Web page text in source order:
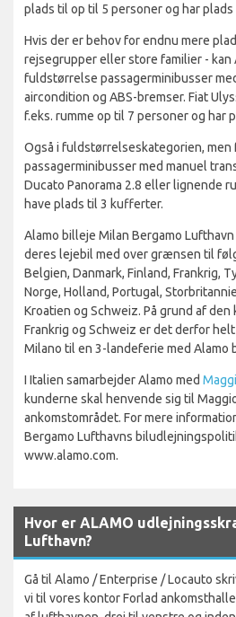
plads til op til 5 personer og har
Hvis der er behov for endnu mere
rejsegrupper eller store familier - kan
fuldstørrelse passagerminibusser
aircondition og ABS-bremser. Fiat
f.eks. rumme op til 7 personer og har
Også i fuldstørrelseskategorien, men
passagerminibusser med manuel
Ducato Panorama 2.8 eller lignende
have plads til 3 kufferter.
Alamo billeje Milan Bergamo
deres lejebil med over grænsen til
Belgien, Danmark, Finland, Frankrig,
Norge, Holland, Portugal,
Kroatien og Schweiz. På grund af
Frankrig og Schweiz er det derfor
Milano til en 3-landeferie med Alamo
I Italien samarbejder Alamo med
kunderne skal henvende sig til
ankomstområdet. For mere
Bergamo Lufthavns
www.alamo.com.
Hvor er ALAMO
Lufthavn?
Gå til Alamo / Enterprise / Locauto
vi til vores kontor Forlad